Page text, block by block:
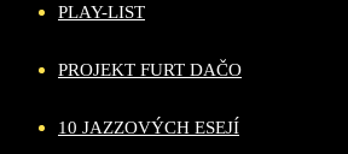
PLAY-LIST
PROJEKT FURT DAČO
10 JAZZOVÝCH ESEJÍ